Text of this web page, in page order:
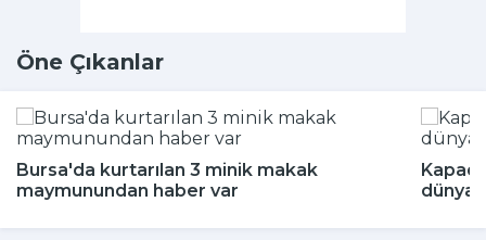
Öne Çıkanlar
Bursa'da kurtarılan 3 minik makak
maymunundan haber var